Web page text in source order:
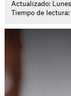
Actualizado:
Tiempo de